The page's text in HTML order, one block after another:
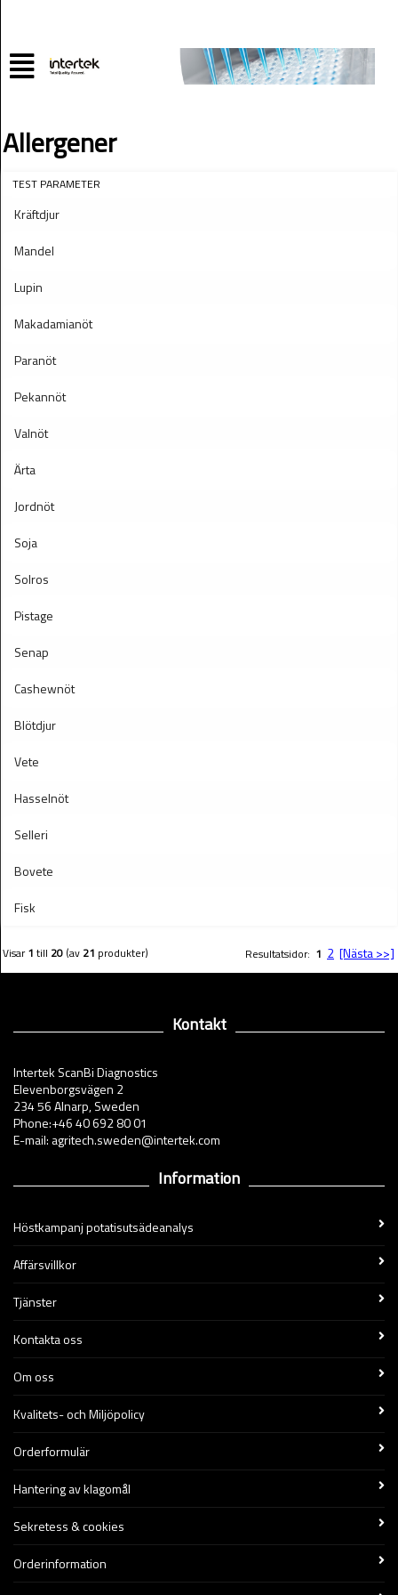
Allergener
TEST PARAMETER
Kräftdjur
Mandel
Lupin
Makadamianöt
Paranöt
Pekannöt
Valnöt
Ärta
Jordnöt
Soja
Solros
Pistage
Senap
Cashewnöt
Blötdjur
Vete
Hasselnöt
Selleri
Bovete
Fisk
Visar1 till 20 (av 21 produkter) Resultatsidor: 1 2 [Nästa >>]
Kontakt
Intertek ScanBi Diagnostics
Elevenborgsvägen 2
234 56 Alnarp, Sweden
Phone:+46 40 692 80 01
E-mail: agritech.sweden@intertek.com
Information
Höstkampanj potatisutsädeanalys
Affärsvillkor
Tjänster
Kontakta oss
Om oss
Kvalitets- och Miljöpolicy
Orderformulär
Hantering av klagomål
Sekretess & cookies
Orderinformation